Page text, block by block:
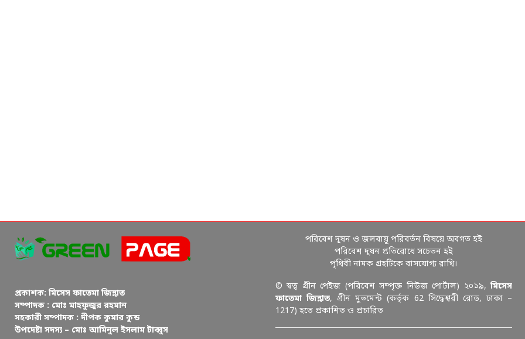
প্রকাশক: মিসেস ফাতেমা জিন্নাত
সম্পাদক : মোঃ মাহফুজুর রহমান
সহকারী সম্পাদক : দীপক কুমার কুন্ড
উপদেষ্টা সদস্য – মোঃ আমিনুল ইসলাম টাব্বুস
পরিবেশ দূষন ও জলবায়ু পরিবর্তন বিষয়ে অবগত হই
পরিবেশ দূষন প্রতিরোধে সচেতন হই
পৃথিবী নামক গ্রহটিকে বাসযোগ্য রাখি।
© স্বত্ব গ্রীন পেইজ (পরিবেশ সম্পৃক্ত নিউজ পোর্টাল) ২০১৯,মিসেস
ফাতেমা জিন্নাত, গ্রীন মুভমেন্ট (কর্তৃক 62 সিদ্ধেশ্বরী রোড, ঢাকা –
1217) হতে প্রকাশিত ও প্রচারিত